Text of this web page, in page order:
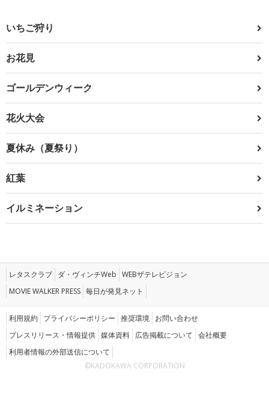
いちご狩り
お花見
ゴールデンウィーク
花火大会
夏休み（夏祭り）
紅葉
イルミネーション
レタスクラブ ダ・ヴィンチWeb WEBザテレビジョン
MOVIE WALKER PRESS 毎日が発見ネット
利用規約 プライバシーポリシー 推奨環境 お問い合わせ
プレスリリース・情報提供 媒体資料 広告掲載について 会社概要
利用者情報の外部送信について
©KADOKAWA CORPORATION